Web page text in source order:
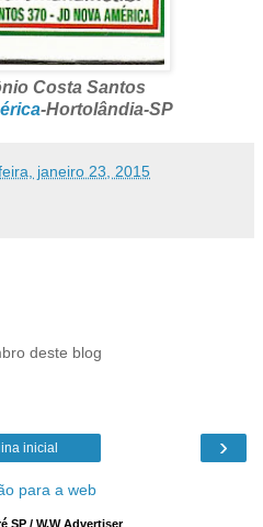
Costa Santos
-Hortolândia-SP
janeiro 23, 2015
deste blog
›
inicial
para a web
SP / W.W Advertiser